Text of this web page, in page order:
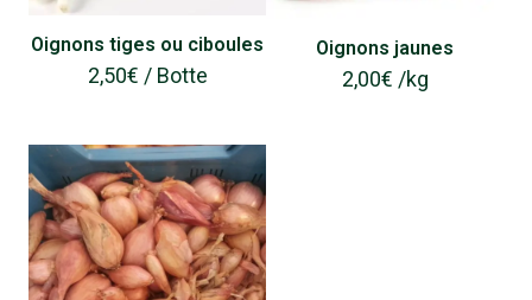
Oignons tiges ou ciboules
2,50€ / Botte
Oignons jaunes
2,00€ /kg